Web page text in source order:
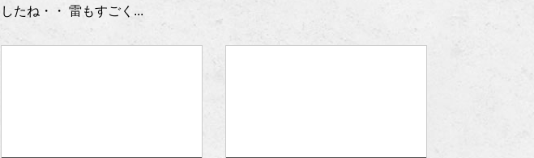
したね・・ 雷もすごく...